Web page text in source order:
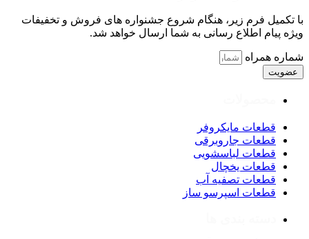
با تکمیل فرم زیر، هنگام شروع جشنواره های فروش و تخفیفات
ویژه پیام اطلاع رسانی به شما ارسال خواهد شد.
شماره همراه
عضویت
قطعات مایکروفر
قطعات جاروبرقی
قطعات لباسشویی
قطعات یخچال
قطعات تصفیه آب
قطعات اسپرسو ساز